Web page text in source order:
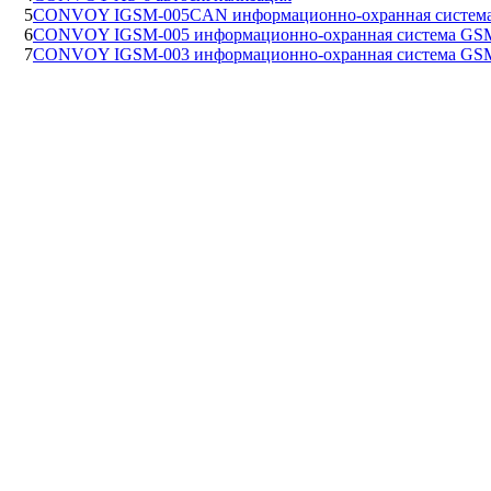
5CONVOY IGSM-005CAN информационно-охранная
6CONVOY IGSM-005 информационно-охранная система
7CONVOY IGSM-003 информационно-охранная система